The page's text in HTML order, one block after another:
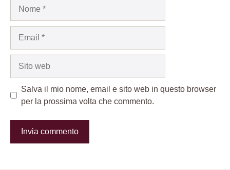
Salva il mio nome, email e sito web in questo browser
per la prossima volta che commento.